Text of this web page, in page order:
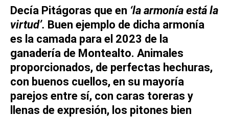
Decía Pitágoras que en ‘la armonía está la
virtud’. Buen ejemplo de dicha armonía
es la camada para el 2023 de la
ganadería de Montealto. Animales
proporcionados, de perfectas hechuras,
con buenos cuellos, en su mayoría
parejos entre sí, con caras toreras y
llenas de expresión, los pitones bien